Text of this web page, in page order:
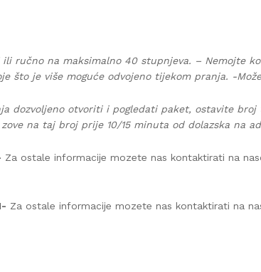
ručno na maksimalno 40 stupnjeva. – Nemojte
što je više moguće odvojeno tijekom pranja. -
dozvoljeno otvoriti i pogledati paket, ostavite
na taj broj prije 10/15 minuta od dolazska na
Za ostale informacije mozete nas kontaktirati na
Za ostale informacije mozete nas kontaktirati na